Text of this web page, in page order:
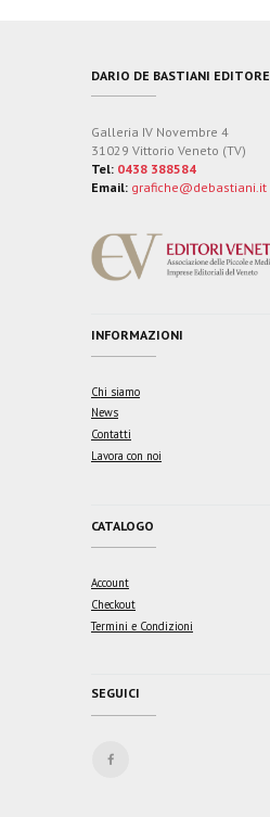
DARIO DE BASTIANI EDITORE
Galleria IV Novembre 4
31029 Vittorio Veneto (TV)
Tel: 0438 388584
Email: grafiche@debastiani.it
INFORMAZIONI
Chi siamo
News
Contatti
Lavora con noi
CATALOGO
Account
Checkout
Termini e Condizioni
SEGUICI